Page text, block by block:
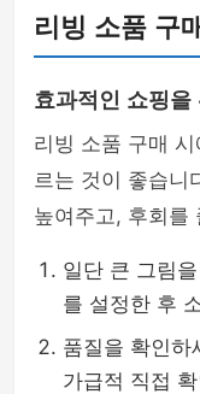
리빙 소품 구
효과적인 쇼핑을
리빙 소품 구매 시
르는 것이 좋습니
높여주고, 후회를
일단 큰 그림
를 설정한 후
품질을 확인하
가급적 직접